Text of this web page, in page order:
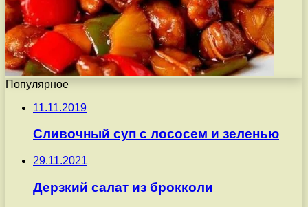
Популярное
11.11.2019
Сливочный суп с лососем и зеленью
29.11.2021
Дерзкий салат из брокколи